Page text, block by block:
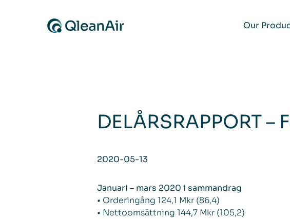
Our
DELÅRSRAPPORT –
2020-05-13
Januari – mars 2020 i sammandrag
• Orderingång 124,1 Mkr (86,4)
• Nettoomsättning 144,7 Mkr (105,2)